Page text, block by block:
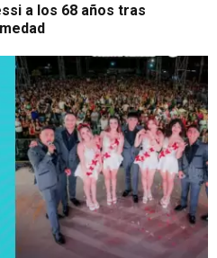
a los 68 años tras